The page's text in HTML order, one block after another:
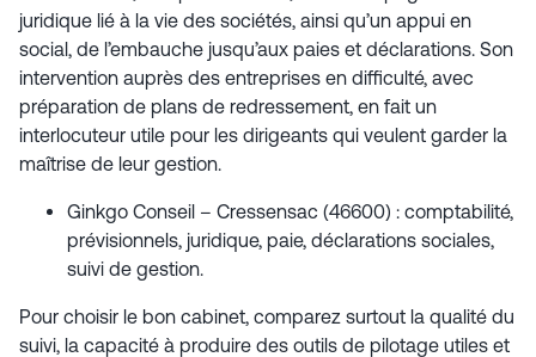
juridique lié à la vie des sociétés, ainsi qu’un appui en
social, de l’embauche jusqu’aux paies et déclarations. Son
intervention auprès des entreprises en difficulté, avec
préparation de plans de redressement, en fait un
interlocuteur utile pour les dirigeants qui veulent garder la
maîtrise de leur gestion.
Ginkgo Conseil – Cressensac (46600) : comptabilité,
prévisionnels, juridique, paie, déclarations sociales,
suivi de gestion.
Pour choisir le bon cabinet, comparez surtout la qualité du
suivi, la capacité à produire des outils de pilotage utiles et